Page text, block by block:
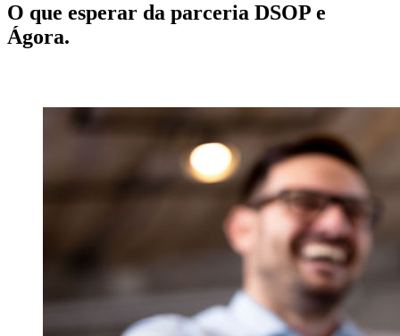
O que esperar da parceria DSOP e
Ágora.